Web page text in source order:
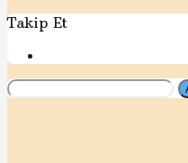
Takip Et